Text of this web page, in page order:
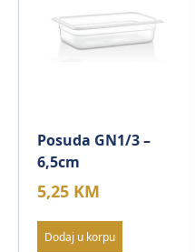
Posuda GN1/3 –
6,5cm
5,25 KM
Dodaj u korpu